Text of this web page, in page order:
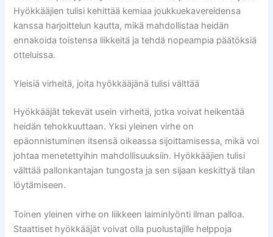
Hyökkääjien tulisi kehittää kemiaa joukkuekavereidensa
kanssa harjoittelun kautta, mikä mahdollistaa heidän
ennakoida toistensa liikkeitä ja tehdä nopeampia päätöksiä
otteluissa.
Yleisiä virheitä, joita hyökkääjänä tulisi välttää
Hyökkääjät tekevät usein virheitä, jotka voivat heikentää
heidän tehokkuuttaan. Yksi yleinen virhe on
epäonnistuminen itsensä oikeassa sijoittamisessa, mikä voi
johtaa menetettyihin mahdollisuuksiin. Hyökkääjien tulisi
välttää pallonkantajan tungosta ja sen sijaan keskittyä tilan
löytämiseen.
Toinen yleinen virhe on liikkeen laiminlyönti ilman palloa.
Staattiset hyökkääjät voivat olla puolustajille helppoja